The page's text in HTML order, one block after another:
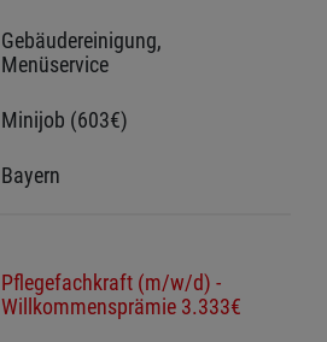
Gebäudereinigung,
Menüservice
Minijob (603€)
Bayern
Pflegefachkraft (m/w/d) -
Willkommensprämie 3.333€